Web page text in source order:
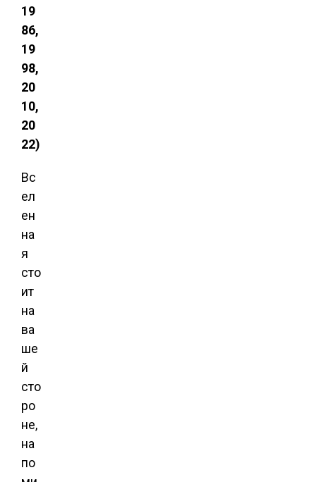
19
86,
19
98,
20
10,
20
22)
Вс
ел
ен
на
я
сто
ит
на
ва
ше
й
сто
ро
не,
на
по